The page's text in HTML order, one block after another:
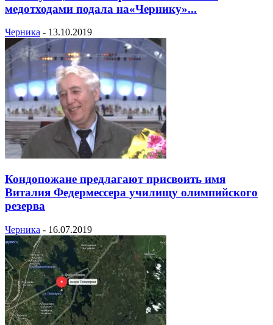
медотходами подала на«Чернику»...
Черника - 13.10.2019
Кондопожане предлагают присвоить имя
Виталия Федермессера училищу олимпийского
резерва
Черника - 16.07.2019